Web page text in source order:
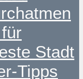
Stadt
Tipps